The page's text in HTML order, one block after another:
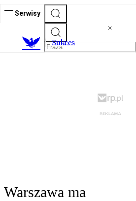
Serwisy
Sukces
Warszawa ma